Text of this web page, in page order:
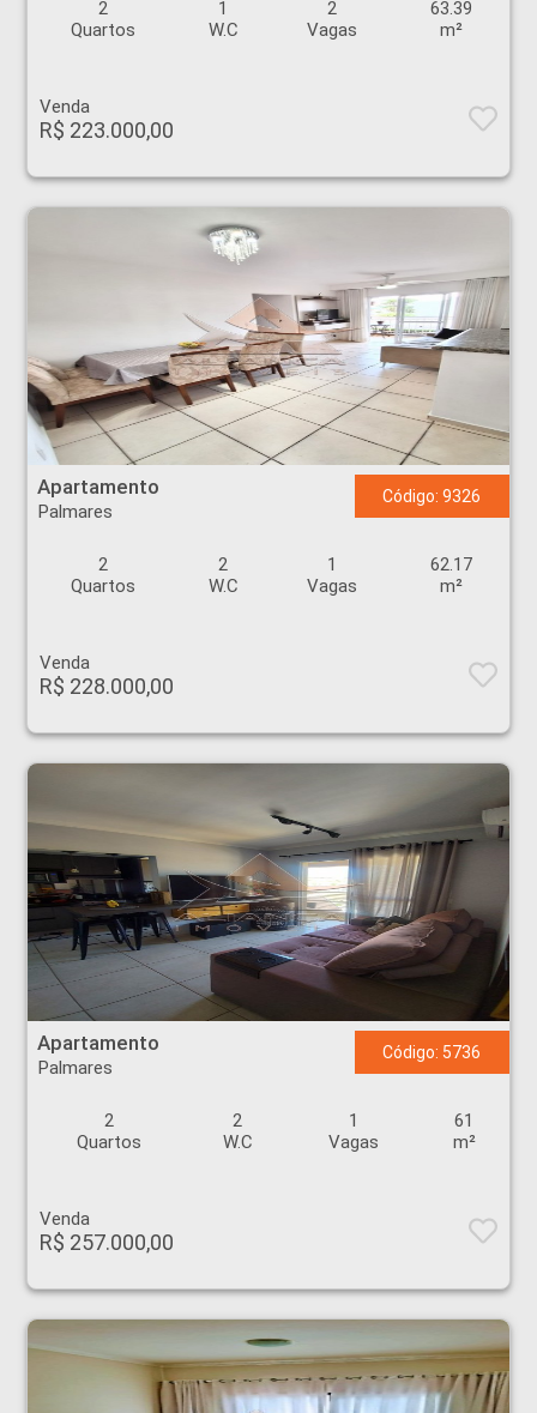
2
Quartos
1
W.C
2
Vagas
63.39
m²
Venda
R$ 223.000,00
Apartamento - Palmares - Ribeirão Preto
Apartamento
Palmares
Código: 9326
2
Quartos
2
W.C
1
Vagas
62.17
m²
Venda
R$ 228.000,00
Apartamento - Palmares - Ribeirão Preto
Apartamento
Palmares
Código: 5736
2
Quartos
2
W.C
1
Vagas
61
m²
Venda
R$ 257.000,00